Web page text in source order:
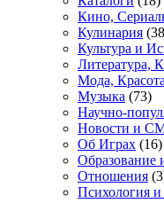
Кино,
Кулинария
Культура и
Литература,
Мода,
Музыка (73)
Научно-
Новости и
Об Играх (16)
Образование
Отношения
Психология